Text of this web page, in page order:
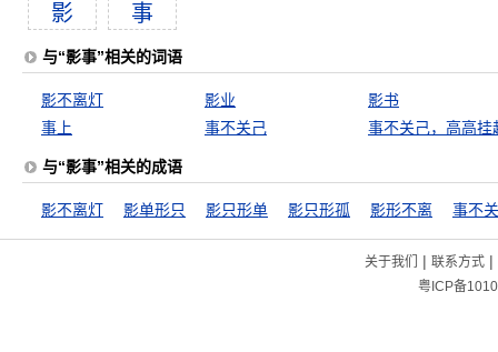
影 事
与“影事”相关的词语
影不离灯 影业
影书
事上
事不关己 事不关己，高高挂
与“影事”相关的成语
影不离灯 影单形只 影只形单 影只形孤 影形不离 事不
关于我们 | 联系方式|
粤ICP备